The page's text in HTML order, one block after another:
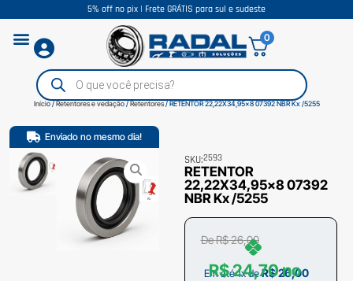
5% off no pix | Frete GRÁTIS para sul e sudeste
0
Início/Retentores e vedação/Retentores/ RETENTOR 22,22X34,95×8 07392 NBR Kx /5255
Enviado no mesmo dia!
SKU:2593
RETENTOR
22,22X34,95×8 07392
NBR Kx /5255
DeR$26,00
Em até 1x deR$26,00
R$24,70no